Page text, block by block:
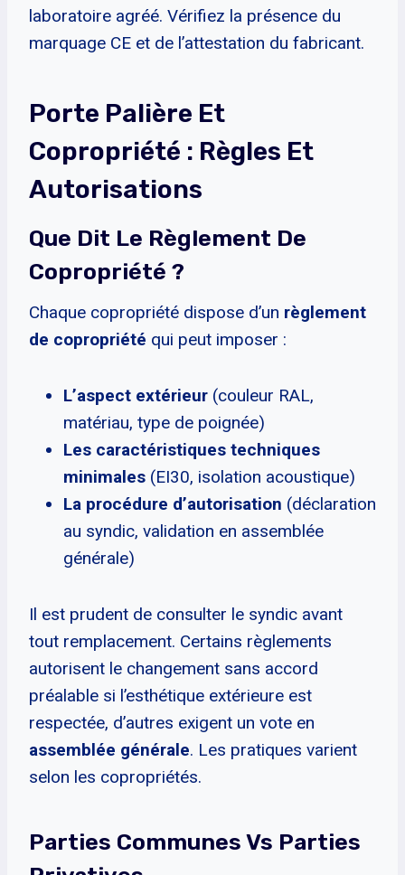
laboratoire agréé. Vérifiez la présence du
marquage CE et de l’attestation du fabricant.
Porte Palière Et
Copropriété : Règles Et
Autorisations
Que Dit Le Règlement De
Copropriété ?
Chaque copropriété dispose d’un règlement
de copropriété qui peut imposer :
L’aspect extérieur (couleur RAL,
matériau, type de poignée)
Les caractéristiques techniques
minimales (EI30, isolation acoustique)
La procédure d’autorisation (déclaration
au syndic, validation en assemblée
générale)
Il est prudent de consulter le syndic avant
tout remplacement. Certains règlements
autorisent le changement sans accord
préalable si l’esthétique extérieure est
respectée, d’autres exigent un vote en
assemblée générale. Les pratiques varient
selon les copropriétés.
Parties Communes Vs Parties